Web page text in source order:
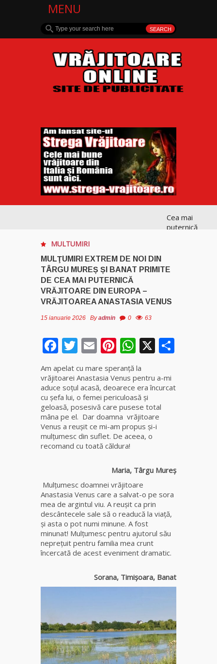
MENU
Cea mai
puternică
neagră
Clarvăzătoarea
Morgana,
maestra
din
vrăjitoare
Gheorghe,
fiică a
Omida
de farmece și
blesteme
Sandra
MULTUMIRI
MULŢUMIRI EXTREM DE NOI DIN
TÂRGU MUREȘ ȘI BANAT PRIMITE
DE CEA MAI PUTERNICĂ
VRĂJITOARE DIN EUROPA –
VRĂJITOAREA ANASTASIA VENUS
15 ianuarie 2026 Byadmin 0 63
Facebook
Twitter
EmailPinterest
WhatsApp
X
Am apelat cu mare speranță la
vrăjitoarei Anastasia Venus pentru a-mi
aduce soţul acasă, deoarece era încurcat
cu şefa lui, o femei periculoasă şi
geloasă, posesivă care pusese total
mâna pe el. Dar doamna vrăjitoare
Venus a reuşit ce mi-am propus şi-i
mulţumesc din suflet. De aceea, o
recomand cu toată căldura!
Maria, Târgu Mureș
Mulţumesc doamnei vrăjitoare
Anastasia Venus care a salvat-o pe sora
mea de argintul viu. A reuşit ca prin
descântecele sale să o readucă la viaţă,
şi asta o pot numi minune. A fost
minunat! Mulţumesc pentru ajutorul său
nepreţuit pentru familia mea crunt
încercată de acest eveniment dramatic.
Sorana, Timișoara, Banat